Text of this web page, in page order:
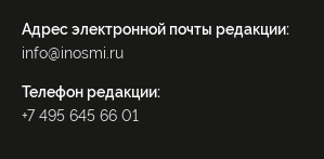
Адрес электронной почты редакции:
info@inosmi.ru
Телефон редакции:
+7 495 645 66 01